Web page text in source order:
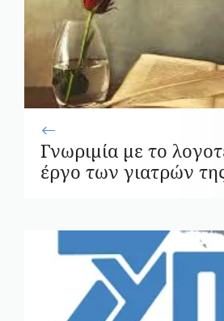
Γνωριμία με το
έργο των γιατρών